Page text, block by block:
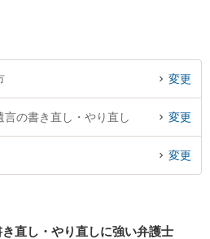
変更
言の書き直し・やり直し 変更
変更
直し・やり直しに強い弁護士